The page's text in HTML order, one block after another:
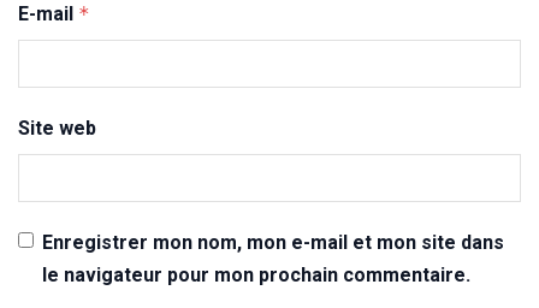
E-mail *
Site web
Enregistrer mon nom, mon e-mail et mon site dans
le navigateur pour mon prochain commentaire.